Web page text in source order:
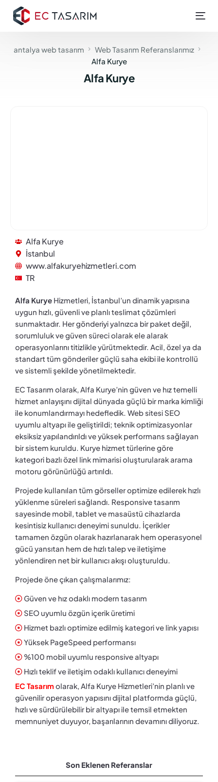
antalya web tasarım
Web Tasarım Referanslarımız
Alfa Kurye
Alfa Kurye
Alfa Kurye
İstanbul
www.alfakuryehizmetleri.com
TR
Alfa KuryeHizmetleri, İstanbul’un dinamik yapısına
uygun hızlı, güvenli ve planlı teslimat çözümleri
sunmaktadır. Her gönderiyi yalnızca bir paket değil,
sorumluluk ve güven süreci olarak ele alarak
operasyonlarını titizlikle yürütmektedir. Acil, özel ya da
standart tüm gönderiler güçlü saha ekibi ile kontrollü
ve sistemli şekilde yönetilmektedir.
EC Tasarım olarak, Alfa Kurye’nin güven ve hız temelli
hizmet anlayışını dijital dünyada güçlü bir marka kimliği
ile konumlandırmayı hedefledik. Web sitesi SEO
uyumlu altyapı ile geliştirildi; teknik optimizasyonlar
eksiksiz yapılandırıldı ve yüksek performans sağlayan
bir sistem kuruldu. Kurye hizmet türlerine göre
kategori bazlı özel link mimarisi oluşturularak arama
motoru görünürlüğü artırıldı.
Projede kullanılan tüm görseller optimize edilerek hızlı
yüklenme süreleri sağlandı. Responsive tasarım
sayesinde mobil, tablet ve masaüstü cihazlarda
kesintisiz kullanıcı deneyimi sunuldu. İçerikler
tamamen özgün olarak hazırlanarak hem operasyonel
gücü yansıtan hem de hızlı talep ve iletişime
yönlendiren net bir kullanıcı akışı oluşturuldu.
Projede öne çıkan çalışmalarımız:
Güven ve hız odaklı modern tasarım
SEO uyumlu özgün içerik üretimi
Hizmet bazlı optimize edilmiş kategori ve link yapısı
Yüksek PageSpeed performansı
%100 mobil uyumlu responsive altyapı
Hızlı teklif ve iletişim odaklı kullanıcı deneyimi
EC Tasarımolarak, Alfa Kurye Hizmetleri’nin planlı ve
güvenilir operasyon yapısını dijital platformda güçlü,
hızlı ve sürdürülebilir bir altyapı ile temsil etmekten
memnuniyet duyuyor, başarılarının devamını diliyoruz.
Son Eklenen Referanslar